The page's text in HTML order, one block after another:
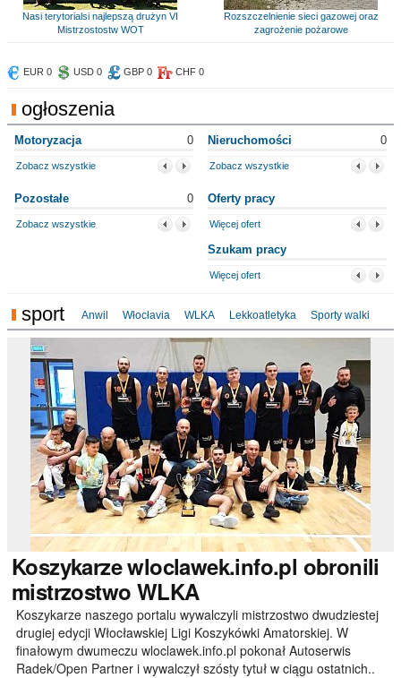
Nasi terytorialsi najlepszą drużyn VI
Mistrzostostw WOT
Rozszczelnienie sieci gazowej oraz
zagrożenie pożarowe
EUR 0 USD 0 GBP 0 CHF 0
ogłoszenia
Motoryzacja 0
Zobacz wszystkie
Nieruchomości 0
Zobacz wszystkie
Pozostałe 0
Zobacz wszystkie
Oferty pracy
Więcej ofert
Szukam pracy
Więcej ofert
sport Anwil Włocłavia WLKA Lekkoatletyka Sporty walki
Koszykarzewloclawek.info.pl obronili
mistrzostwo WLKA
Koszykarze naszego portalu wywalczyli mistrzostwo dwudziestej
drugiej edycji Włocławskiej Ligi Koszykówki Amatorskiej. W
finałowym dwumeczu wloclawek.info.pl pokonał Autoserwis
Radek/Open Partner i wywalczył szósty tytuł w ciągu ostatnich..